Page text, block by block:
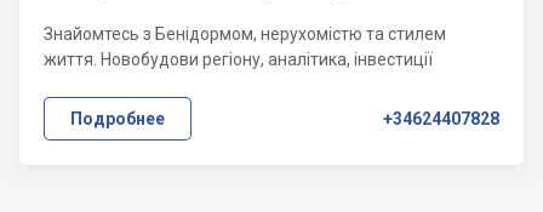
Знайомтесь з Бенідормом, нерухомістю та стилем
життя. Новобудови регіону, аналітика, інвестиції
Подробнее +34624407828